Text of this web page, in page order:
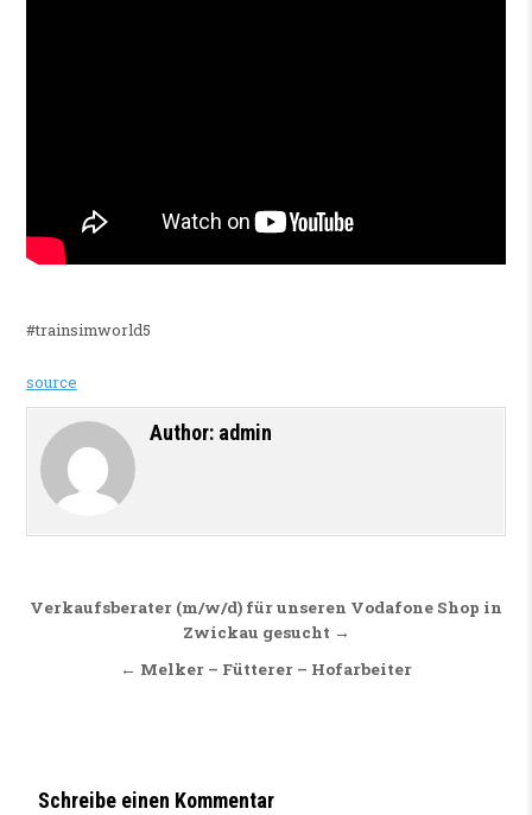
#trainsimworld5
source
Author: admin
Beitragsnavigation
Verkaufsberater (m/w/d) für unseren Vodafone Shop in
Zwickau gesucht →
← Melker – Fütterer – Hofarbeiter
Schreibe einen Kommentar